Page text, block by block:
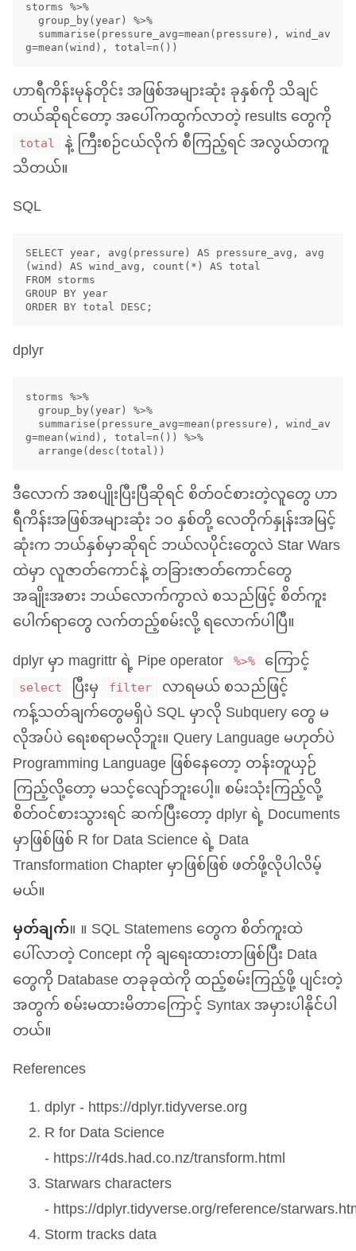
storms %>%
ဟာရီကိန်းမုန်တိုင်း အဖြစ်အများဆုံး ခုနှစ်ကို သိချင်
တယ်ဆိုရင်တော့ အပေါ်ကထွက်လာတဲ့ results တွေကို
total
နဲ့ ကြီးစဉ်ငယ်လိုက် စီကြည့်ရင် အလွယ်တကူ
သိတယ်။
SQL
SELECT year, avg(pressure) AS pressure_avg, avg
(wind) AS wind_avg, count(*) AS total
FROM storms
GROUP BY year
dplyr
storms %>%
g=mean(wind), total=n()) %>%
ဒီလောက် အစပျိုးပြီးပြီဆိုရင် စိတ်ဝင်စားတဲ့လူတွေ ဟာ
ရီကိန်းအဖြစ်အများဆုံး ၁၀ နှစ်တို့ လေတိုက်နှုန်းအမြင့်
ဆုံးက ဘယ်နှစ်မှာဆိုရင် ဘယ်လပိုင်းတွေလဲ Star Wars
ထဲမှာ လူဇာတ်ကောင်နဲ့ တခြားဇာတ်ကောင်တွေ
အချိုးအစား ဘယ်လောက်ကွာလဲ စသည်ဖြင့် စိတ်ကူး
ပေါက်ရာတွေ လက်တည့်စမ်းလို့ ရလောက်ပါပြီ။
dplyr မှာ magrittr ရဲ့ Pipe operator
%>% ကြောင့်
select ပြီးမှ filter
လာရမယ် စသည်ဖြင့်
ကန့်သတ်ချက်တွေမရှိပဲSQLမှာလို Subquery တွေ မ
လိုအပ်ပဲ ရေးစရာမလိုဘူး။ Query Language မဟုတ်ပဲ
Programming Language ဖြစ်နေတော့ တန်းတူယှဉ်
ကြည့်လို့တော့ မသင့်လျော်ဘူးပေါ့။ စမ်းသုံးကြည့်လို့
စိတ်ဝင်စားသွားရင် ဆက်ပြီးတော့ dplyr ရဲ့ Documents
မှာဖြစ်ဖြစ် R for Data Science ရဲ့ Data
Transformation Chapter မှာဖြစ်ဖြစ် ဖတ်ဖို့လိုပါလိမ့်
မယ်။
မှတ်ချက်။ ။ SQLStatemens တွေက စိတ်ကူးထဲ
ပေါ်လာတဲ့ Concept ကို ချရေးထားတာဖြစ်ပြီး Data
တွေကို Database တခုခုထဲကို ထည့်စမ်းကြည့်ဖို့ ပျင်းတဲ့
အတွက် စမ်းမထားမိတာကြောင့် Syntax အမှားပါနိုင်ပါ
တယ်။
References
dplyr - https://dplyr.tidyverse.org
R for Data Science
- https://r4ds.had.co.nz/transform.html
Starwars characters
- https://dplyr.tidyverse.org/reference/
Storm tracks data